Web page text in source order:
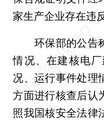
家生产企业存在违
环保部的公告称
情况、在建核电
况、运行事件处理
方面进行核查后认
照我国核安全法律